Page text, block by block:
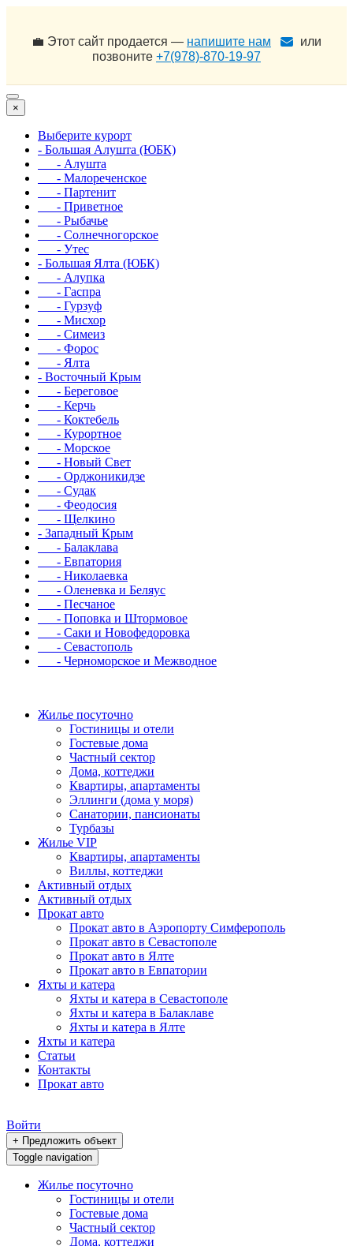
💼 Этот сайт продается — напишите нам
или
позвоните +7(978)-870-19-97
×
Выберите курорт
- Большая Алушта (ЮБК)
- Алушта
- Малореченское
- Партенит
- Приветное
- Рыбачье
- Солнечногорское
- Утес
- Большая Ялта (ЮБК)
- Алупка
- Гаспра
- Гурзуф
- Мисхор
- Симеиз
- Форос
- Ялта
- Восточный Крым
- Береговое
- Керчь
- Коктебель
- Курортное
- Морское
- Новый Свет
- Орджоникидзе
- Судак
- Феодосия
- Щелкино
- Западный Крым
- Балаклава
- Евпатория
- Николаевка
- Оленевка и Беляус
- Песчаное
- Поповка и Штормовое
- Саки и Новофедоровка
- Севастополь
- Черноморское и Межводное
Жилье посуточно
Гостиницы и отели
Гостевые дома
Частный сектор
Дома, коттеджи
Квартиры, апартаменты
Эллинги (дома у моря)
Санатории, пансионаты
Турбазы
Жилье VIP
Квартиры, апартаменты
Виллы, коттеджи
Активный отдых
Активный отдых
Прокат авто
Прокат авто в Аэропорту Симферополь
Прокат авто в Севастополе
Прокат авто в Ялте
Прокат авто в Евпатории
Яхты и катера
Яхты и катера в Севастополе
Яхты и катера в Балаклаве
Яхты и катера в Ялте
Яхты и катера
Статьи
Контакты
Прокат авто
Войти
+ Предложить объект
Toggle navigation
Жилье посуточно
Гостиницы и отели
Гостевые дома
Частный сектор
Дома, коттеджи